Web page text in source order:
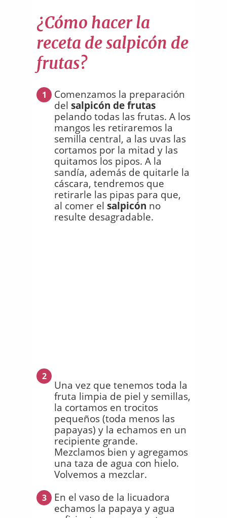
¿Cómo hacer la
receta de salpicón de
frutas?
1
Comenzamos la preparación
del salpicón de frutas
pelando todas las frutas. A los
mangos les retiraremos la
semilla central, a las uvas las
cortamos por la mitad y las
quitamos los pipos. A la
sandía, además de quitarle la
cáscara, tendremos que
retirarle las pipas para que,
al comer el salpicón no
resulte desagradable.
2
Una vez que tenemos toda la
fruta limpia de piel y semillas,
la cortamos en trocitos
pequeños (toda menos las
papayas) y la echamos en un
recipiente grande.
Mezclamos bien y agregamos
una taza de agua con hielo.
Volvemos a mezclar.
3
En el vaso de la licuadora
echamos la papaya y agua